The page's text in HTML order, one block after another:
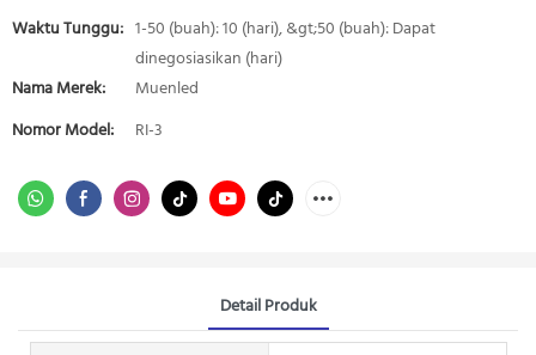
Waktu Tunggu: 1-50 (buah): 10 (hari), &gt;50 (buah): Dapat
dinegosiasikan (hari)
Nama Merek:
Muenled
Nomor Model:
RI-3
Detail Produk